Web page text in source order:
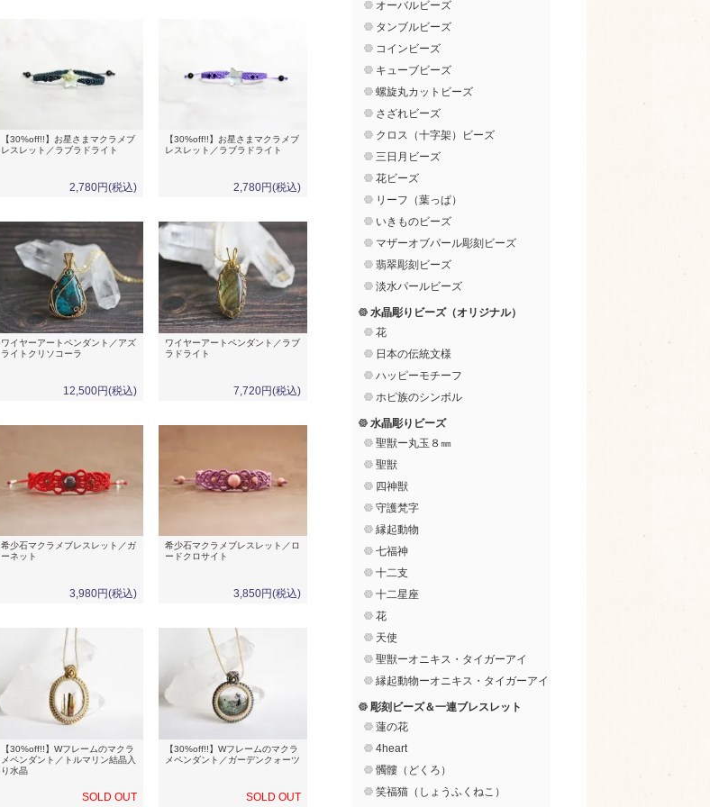
【30%off!!】お星さまマクラメブ
レスレット／ラブラドライト
2,780円(税込)
【30%off!!】お星さまマクラメブ
レスレット／ラブラドライト
2,780円(税込)
ワイヤーアートペンダント／アズ
ライトクリソコーラ
12,500円(税込)
ワイヤーアートペンダント／ラブ
ラドライト
7,720円(税込)
希少石マクラメブレスレット／ガ
ーネット
3,980円(税込)
希少石マクラメブレスレット／ロ
ードクロサイト
3,850円(税込)
【30%off!!】Wフレームのマクラ
メペンダント／トルマリン結晶入
り水晶
SOLD OUT
【30%off!!】Wフレームのマクラ
メペンダント／ガーデンクォーツ
SOLD OUT
オーバルビーズ
タンブルビーズ
コインビーズ
キューブビーズ
螺旋丸カットビーズ
さざれビーズ
クロス（十字架）ビーズ
三日月ビーズ
花ビーズ
リーフ（葉っぱ）
いきものビーズ
マザーオブパール彫刻ビーズ
翡翠彫刻ビーズ
淡水パールビーズ
水晶彫りビーズ（オリジナル）
花
日本の伝統文様
ハッピーモチーフ
ホピ族のシンボル
水晶彫りビーズ
聖獣ー丸玉８㎜
聖獣
四神獣
守護梵字
縁起動物
七福神
十二支
十二星座
花
天使
聖獣ーオニキス・タイガーアイ
縁起動物ーオニキス・タイガーアイ
彫刻ビーズ＆一連ブレスレット
蓮の花
4heart
髑髏（どくろ）
笑福猫（しょうふくねこ）